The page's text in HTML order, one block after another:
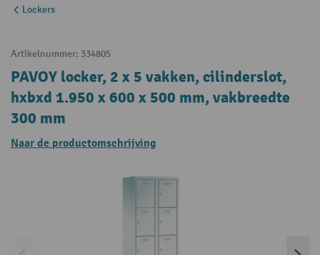
Lockers
Artikelnummer: 334805
PAVOY locker, 2 x 5 vakken, cilinderslot,
hxbxd 1.950 x 600 x 500 mm, vakbreedte
300 mm
Naar de productomschrijving